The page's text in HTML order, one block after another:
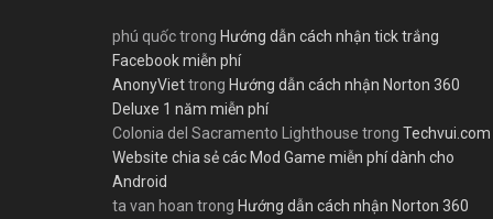
phú quốctrong Hướng dẫn cách nhận tick trắng
Facebook miễn phí
AnonyViettrong Hướng dẫn cách nhận Norton 360
Deluxe 1 năm miễn phí
Colonia del Sacramento Lighthouse trong Techvui.com
Website chia sẻ các Mod Game miễn phí dành cho
Android
ta van hoan trong Hướng dẫn cách nhận Norton 360